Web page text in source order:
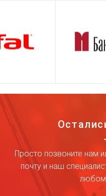
Просто позвоните нам
почту и наш